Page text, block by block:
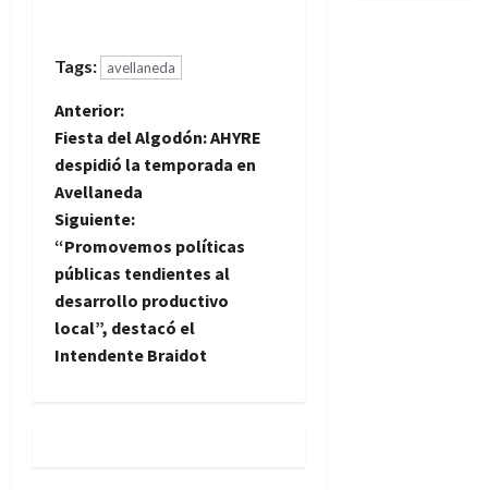
Tags: avellaneda
N
a
v
e
g
a
Anterior:
Fiesta del Algodón: AHYRE
despidió la temporada en
Avellaneda
Siguiente:
“Promovemos políticas
públicas tendientes al
desarrollo productivo
local”, destacó el
Intendente Braidot